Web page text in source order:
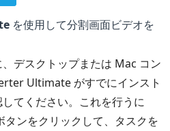
使用して分割画面ビデオを
デスクトップまたは Mac コン
Ultimate がすでにインスト
てください。これを行うに
タンをクリックして、タスクを